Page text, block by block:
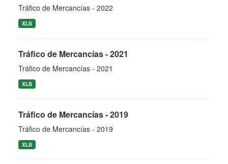
Tráfico de Mercancías - 2022
XLS
Tráfico de Mercancías - 2021
Tráfico de Mercancías - 2021
XLS
Tráfico de Mercancías - 2019
Tráfico de Mercancías - 2019
XLS